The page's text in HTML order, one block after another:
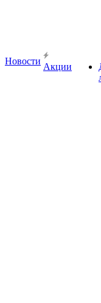
Новости
Акции